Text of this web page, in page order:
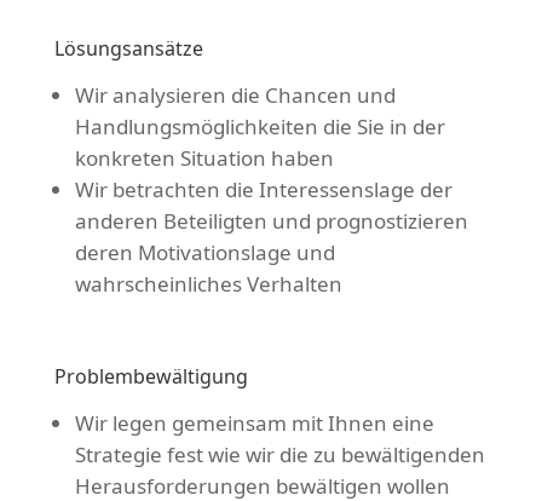
Lösungsansätze
Wir analysieren die Chancen und
Handlungsmöglichkeiten die Sie in der
konkreten Situation haben
Wir betrachten die Interessenslage der
anderen Beteiligten und prognostizieren
deren Motivationslage und
wahrscheinliches Verhalten
Problembewältigung
Wir legen gemeinsam mit Ihnen eine
Strategie fest wie wir die zu bewältigenden
Herausforderungen bewältigen wollen